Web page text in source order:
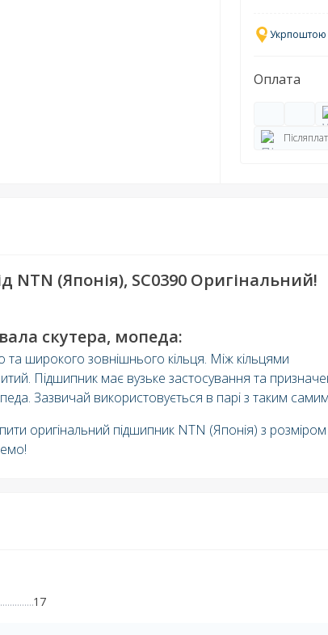
Укрпоштою
Оплата
(Японія), SC0390 Оригінальний!
скутера, мопеда:
та широкого зовнішнього кільця. Між кільцями
Підшипник має вузьке застосування та
Зазвичай використовується в парі з таким
оригінальний підшипник NTN (Японія) з розміром
17